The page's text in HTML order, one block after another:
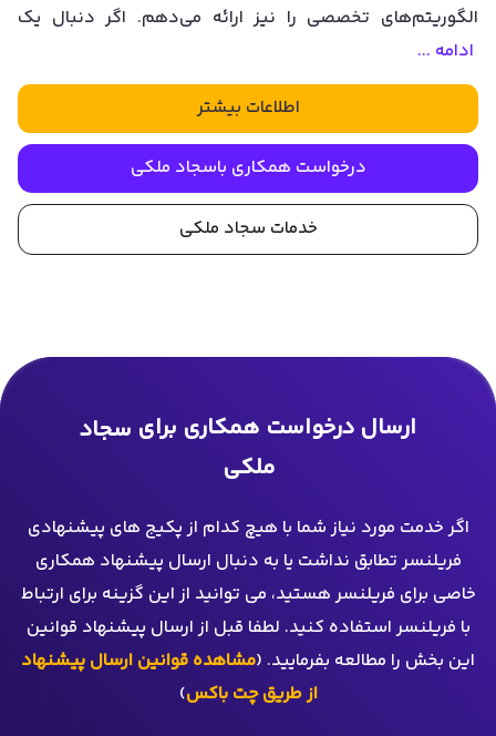
الگوریتم‌های تخصصی را نیز ارائه می‌دهم. اگر دنبال یک
ادامه ...
اطلاعات بیشتر
درخواست همکاری باسجاد ملکی
خدمات سجاد ملکی
ارسال درخواست همکاری برای سجاد
ملکی
اگر خدمت مورد نیاز شما با هیچ کدام از پکیج های پیشنهادی
فریلنسر تطابق نداشت یا به دنبال ارسال پیشنهاد همکاری
خاصی برای فریلنسر هستید، می توانید از این گزینه برای ارتباط
با فریلنسر استفاده کنید. لطفا قبل از ارسال پیشنهاد قوانین
این بخش را مطالعه بفرمایید. (مشاهده قوانین ارسال پیشنهاد
از طریق چت باکس)